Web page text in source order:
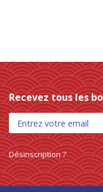
Recevez tous les
Désinscription ?